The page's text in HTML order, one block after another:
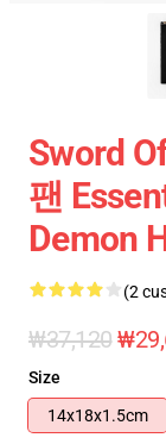
Sword
팬
Demon
(2
₩37,120
Size
14x18x1.5cm